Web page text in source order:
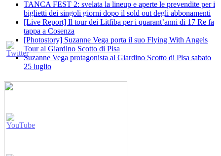
TANCA FEST 2: svelata la lineup e aperte le prevendite per i
biglietti dei singoli giorni dopo il sold out degli abbonamenti
[Live Report] Il tour dei Litfiba per i quarant’anni di 17 Re fa
tappa a Cosenza
[Photostory] Suzanne Vega porta il suo Flying With Angels
Tour al Giardino Scotto di Pisa
Suzanne Vega protagonista al Giardino Scotto di Pisa sabato
25 luglio